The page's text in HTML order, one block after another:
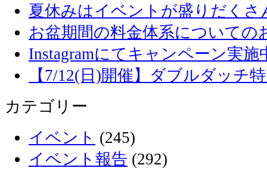
夏休みはイベントが盛りだくさ
お盆期間の料金体系についての
Instagramにてキャンペーン実施
【7/12(日)開催】ダブルダッチ
カテゴリー
イベント (245)
イベント報告 (292)